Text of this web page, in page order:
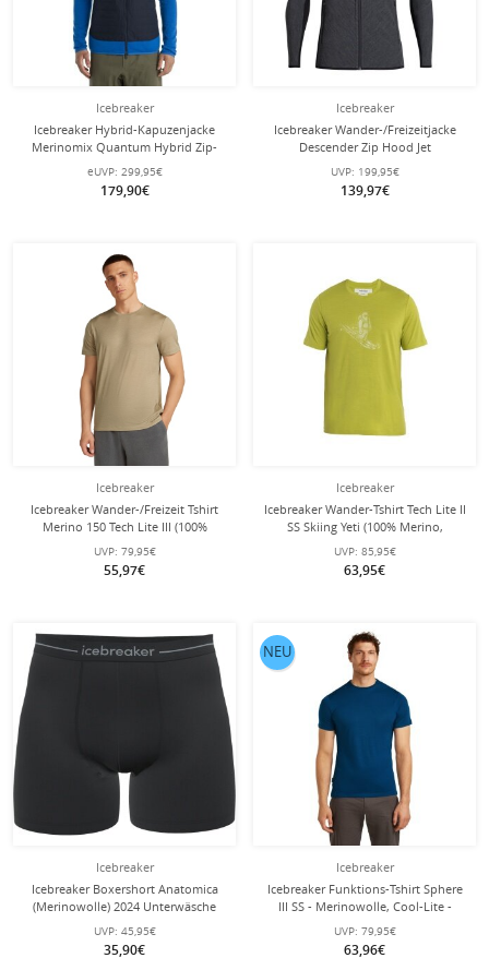
Icebreaker
Icebreaker Hybrid-Kapuzenjacke
Merinomix Quantum Hybrid Zip-
Hoodie - blau Herren
eUVP: 299,95€
179,90€
Icebreaker
Icebreaker Wander-/Freizeitjacke
Descender Zip Hood Jet
(Merinowolle, atmungsaktiv)
grau/schwarz Herren
UVP: 199,95€
139,97€
Icebreaker
Icebreaker Wander-/Freizeit Tshirt
Merino 150 Tech Lite III (100%
Merinowolle) braun Herren
UVP: 79,95€
55,97€
Icebreaker
Icebreaker Wander-Tshirt Tech Lite II
SS Skiing Yeti (100% Merino,
Stoffstärke 150 Ultralight) limegrün
Herren
UVP: 85,95€
63,95€
Icebreaker
Icebreaker Boxershort Anatomica
(Merinowolle) 2024 Unterwäsche
schwarz Herren
UVP: 45,95€
35,90€
Icebreaker
Icebreaker Funktions-Tshirt Sphere
III SS - Merinowolle, Cool-Lite -
feuchtigkeitsregulierend - navyblau
Herren
UVP: 79,95€
63,96€
NEU